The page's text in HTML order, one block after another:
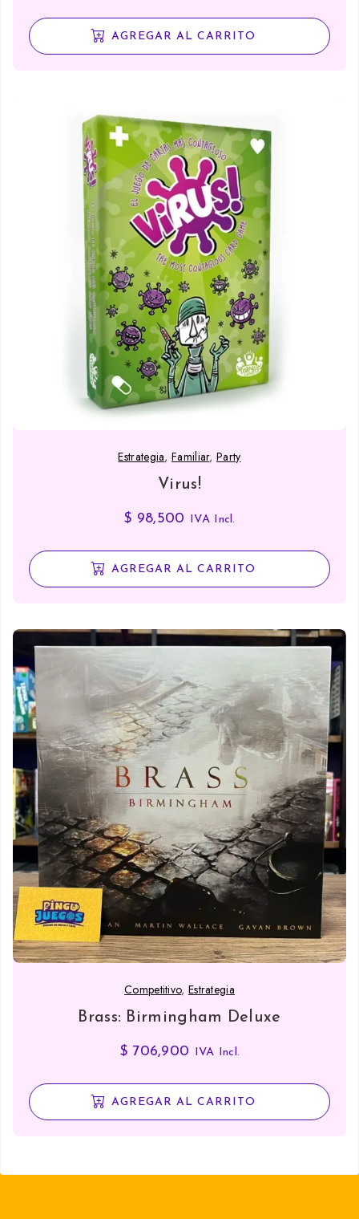
AGREGAR AL CARRITO
Estrategia,Familiar,Party
Virus!
$ 98,500 IVA Incl.
AGREGAR AL CARRITO
Competitivo, Estrategia
Brass: Birmingham Deluxe
$706,900 IVA Incl.
AGREGAR AL CARRITO